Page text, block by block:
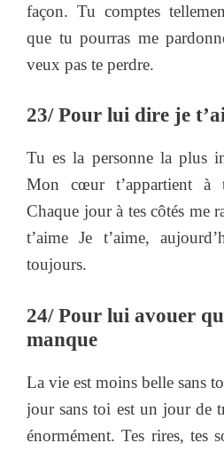
façon. Tu comptes
que tu pourras me
veux pas te perdre.
23/ Pour lui dire je
Tu es la personne la plus
Mon cœur t’appartient
Chaque jour à tes côtés me
t’aime Je t’aime,
toujours.
24/ Pour lui avouer
manque
La vie est moins belle sans
jour sans toi est un jour de
énormément. Tes rires, tes